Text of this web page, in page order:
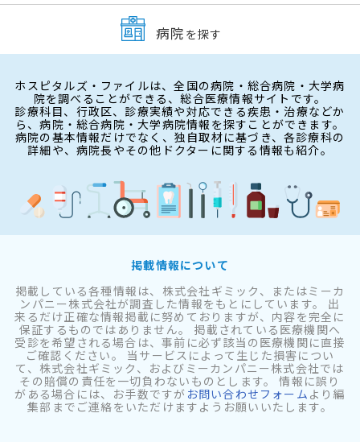
病院 を探す
ホスピタルズ・ファイルは、全国の病院・総合病院・大学病
院を調べることができる、総合医療情報サイトです。
診療科目、行政区、診療実績や対応できる疾患・治療などか
ら、病院・総合病院・大学病院情報を探すことができます。
病院の基本情報だけでなく、独自取材に基づき、各診療科の
詳細や、病院長やその他ドクターに関する情報も紹介。
掲載情報について
掲載している各種情報は、株式会社ギミック、またはミーカ
ンパニー株式会社が調査した情報をもとにしています。 出
来るだけ正確な情報掲載に努めておりますが、内容を完全に
保証するものではありません。 掲載されている医療機関へ
受診を希望される場合は、事前に必ず該当の医療機関に直接
ご確認ください。 当サービスによって生じた損害につい
て、株式会社ギミック、およびミーカンパニー株式会社では
その賠償の責任を一切負わないものとします。 情報に誤り
がある場合には、お手数ですが お問い合わせフォーム より編
集部までご連絡をいただけますようお願いいたします。